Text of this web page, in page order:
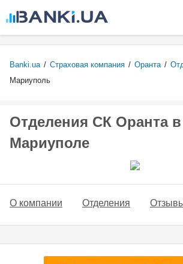
основному
содержанию
Banki.ua / Страховая компания / Оранта /
Мариуполь
Отделения СК Оранта в
Мариуполе
О компании Отделения